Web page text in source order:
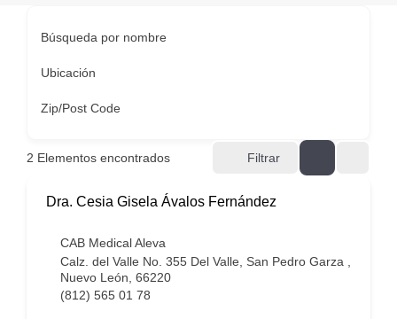
Búsqueda por nombre
Ubicación
Zip/Post Code
2 Elementos encontrados Filtrar
Dra. Cesia Gisela Ávalos Fernández
CAB Medical Aleva
Calz. del Valle No. 355 Del Valle, San Pedro Garza ,
Nuevo León, 66220
(812) 565 01 78